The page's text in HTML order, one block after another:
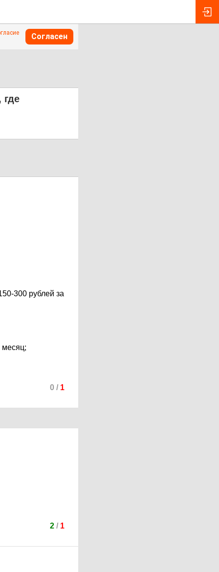
Согласен
где
300 рублей за
месяц;
0 / 1
2/ 1